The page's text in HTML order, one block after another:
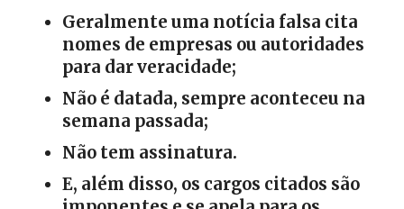
Geralmente uma notícia falsa cita
nomes de empresas ou autoridades
para dar veracidade;
Não é datada, sempre aconteceu na
semana passada;
Não tem assinatura.
E, além disso, os cargos citados são